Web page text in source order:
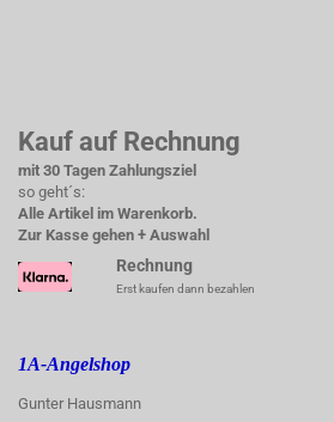
Kauf auf Rechnung
mit 30 Tagen Zahlungsziel
so geht´s:
Alle Artikel im Warenkorb.
Zur Kasse gehen + Auswahl
Rechnung
Erst kaufen dann bezahlen
1A-Angelshop
Gunter Hausmann